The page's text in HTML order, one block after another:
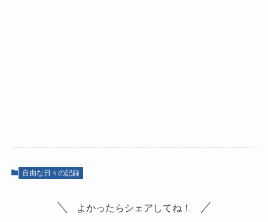
自由な日々の記録
よかったらシェアしてね！